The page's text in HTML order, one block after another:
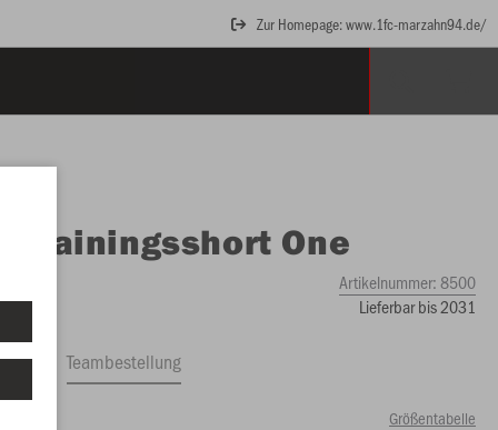
Zur Homepage: www.1fc-marzahn94.de/
Trainingsshort One
Artikelnummer:8500
Lieferbar bis 2031
Teambestellung
Größentabelle